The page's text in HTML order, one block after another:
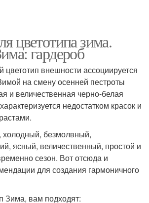
цветотипа зима.
гардероб
внешности ассоциируется
на смену осенней пестроты
и величественная черно-белая
недостатком красок и
безмолвный,
ясный, величественный, простой и
сезон. Вот отсюда и
для создания гармоничного
Зима, вам подходят: